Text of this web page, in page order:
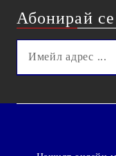
Абонирай